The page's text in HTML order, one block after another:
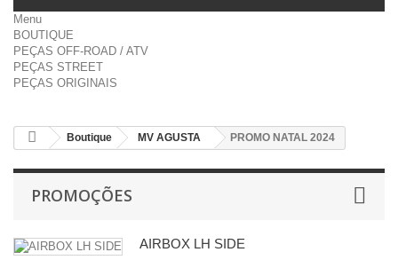
Menu
BOUTIQUE
PEÇAS OFF-ROAD / ATV
PEÇAS STREET
PEÇAS ORIGINAIS
Boutique MV AGUSTA PROMO NATAL 2024
PROMOÇÕES
AIRBOX LH SIDE